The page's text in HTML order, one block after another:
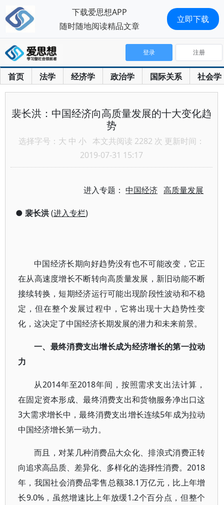
首页 法学 经济学 政治学 国际关系 社会学
登录 注册
裴长洪：中国经济向高质量发展的十大变化趋
势
选择字号： 大 中 小 本文共阅读 2282 次 更新时间：
2019-07-31 15:17
进入专题：中国经济 高质量发展
● 裴长洪(进入专栏)
中国经济长期向好趋势没有也不可能改变，它正
在从高速度增长不断转向高质量发展，新旧动能不断
接续转换，短期经济运行可能出现阶段性波动和不稳
定，但在整个发展过程中，它将出现十大趋势性变
化，这决定了中国经济长期发展的潜力和未来前景。
一、最终消费支出增长成为经济增长的第一拉动
力
从2014年至2018年间，按照需求支出法计算，
在固定资本形成、最终消费支出和货物服务净出口这
3大需求增长中，最终消费支出增长连续5年成为拉动
中国经济增长第一动力。
而且，对某几种消费品大众化、排浪式消费正转
向追求高品质、差异化、多样化的选择性消费。2018
年，我国社会消费品零售总额38.1万亿元，比上年增
长9.0%，虽然增速比上年放缓1.2个百分点，但整个
下载爱思想APP
随时随地阅读精品文章
立即下载